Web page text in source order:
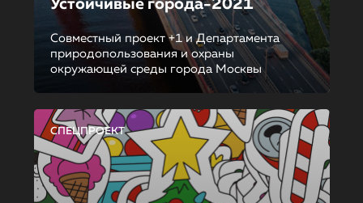
Устойчивые города-2021
Совместный проект +1 и Департамента
природопользования и охраны
окружающей среды города Москвы
СПЕЦПРОЕКТ